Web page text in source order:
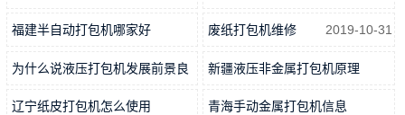
2019-08-25
福建半自动打包机哪家好
2019-04-09
废纸打包机维修 2019-10-31
为什么说液压打包机发展前景良
好及… 2020-10-13
新疆液压非金属打包机原理
2019-05-10
辽宁纸皮打包机怎么使用 青海手动金属打包机信息